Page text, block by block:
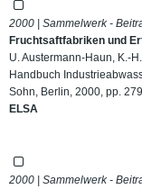
2000 | Sammelwerk -
Fruchtsaftfabriken und
U. Austermann-Haun, K.-
Handbuch
Sohn, Berlin, 2000, pp.
ELSA
2000 | Sammelwerk -